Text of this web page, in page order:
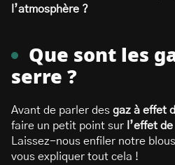
l’atmosphère ?
Que sont les
serre ?
Avant de parler des gaz à effet
faire un petit point sur l’effet
Laissez-nous enfiler notre
vous expliquer tout cela !